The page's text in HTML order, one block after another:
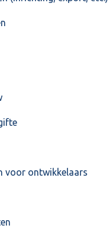
voor ontwikkelaars